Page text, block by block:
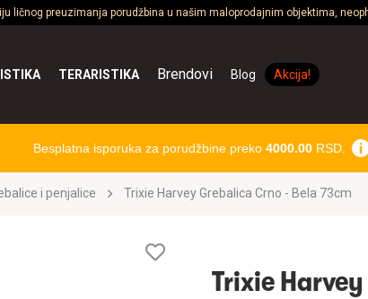
ličnog preuzimanja porudžbina u našim maloprodajnim objektima,
TERARISTIKA Brendovi Blog Akcija!
Besplatna isporuka za porudžbine preko 4000.00RSD.
i penjalice Trixie Harvey Grebalica Crno - Bela 73cm
želja
Trixie